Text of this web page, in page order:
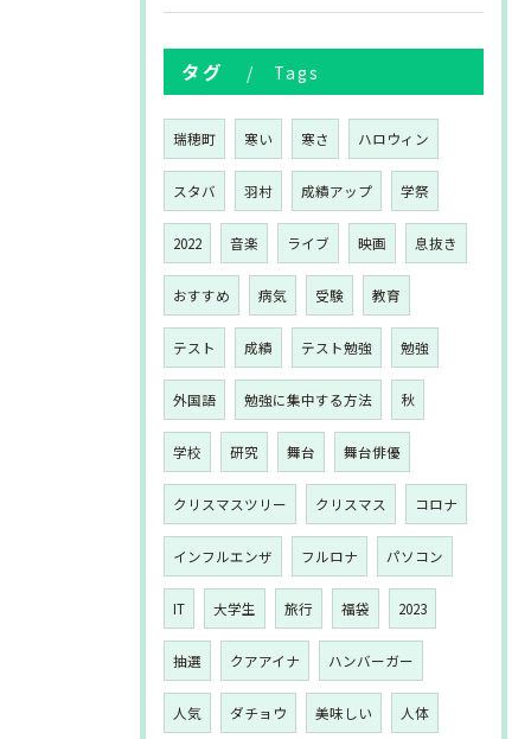
タグ Tags
瑞穂町 寒い 寒さ ハロウィン
スタバ 羽村 成績アップ 学祭
2022 音楽 ライブ 映画 息抜き
おすすめ 病気 受験 教育
テスト 成績 テスト勉強 勉強
外国語 勉強に集中する方法 秋
学校 研究 舞台 舞台俳優
クリスマスツリー クリスマス コロナ
インフルエンザ フルロナ パソコン
IT 大学生 旅行 福袋 2023
抽選 クアアイナ ハンバーガー
人気 ダチョウ 美味しい 人体